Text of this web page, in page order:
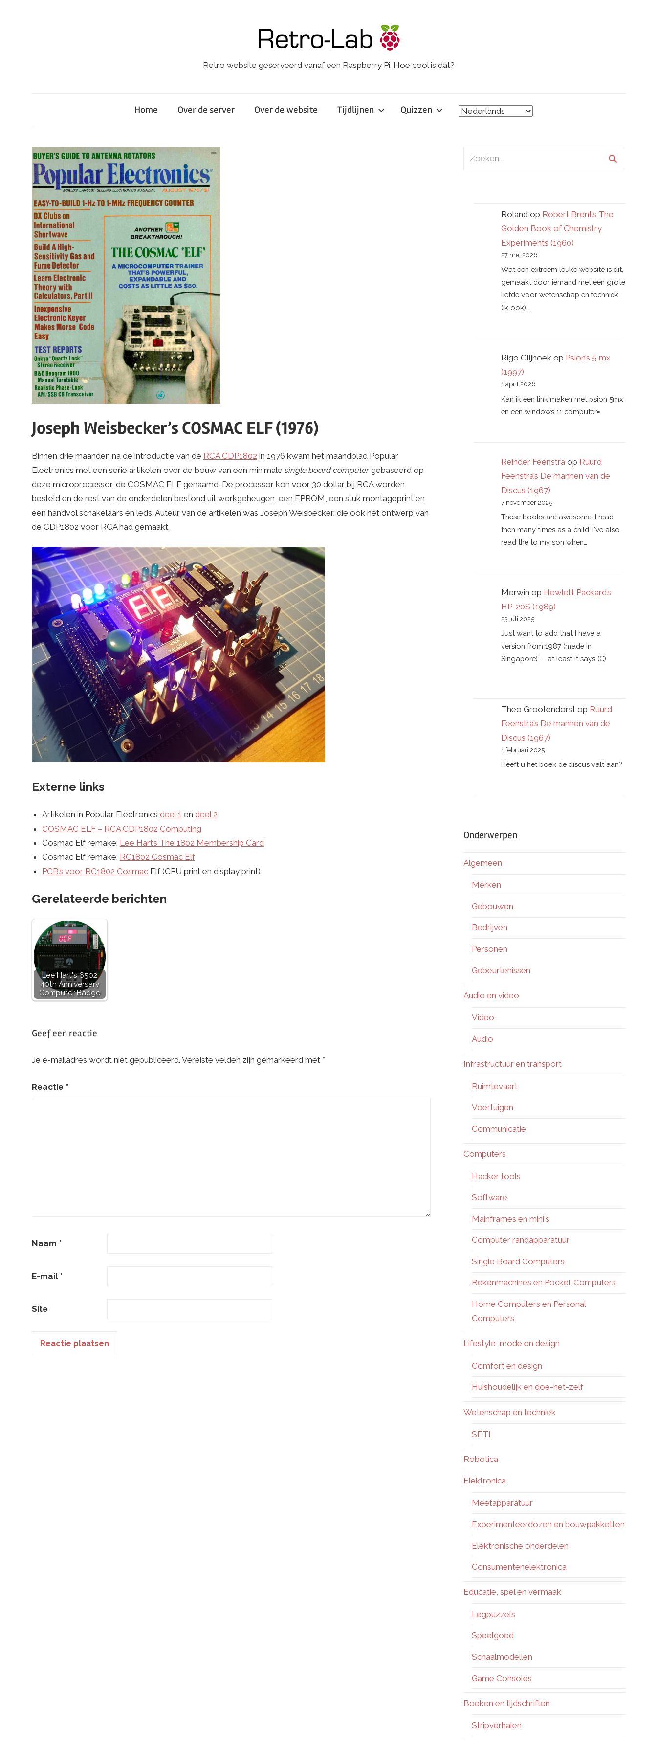
Retro website geserveerd vanaf een Raspberry Pi. Hoe cool is dat?
Home Over de server Over de website Tijdlijnen Quizzen
Joseph Weisbecker’s COSMAC ELF (1976)
Binnen drie maanden na de introductie van de RCA CDP1802 in 1976 kwam het maandblad Popular
Electronics met een serie artikelen over de bouw van een minimalesingle board computergebaseerd op
deze microprocessor, de COSMAC ELF genaamd. De processor kon voor 30 dollar bij RCA worden
besteld en de rest van de onderdelen bestond uit werkgeheugen, een EPROM, een stuk montageprint en
een handvol schakelaars en leds. Auteur van de artikelen was Joseph Weisbecker, die ook het ontwerp van
de CDP1802 voor RCA had gemaakt.
Externe links
Artikelen in Popular Electronics deel 1 en deel 2
COSMAC ELF – RCA CDP1802 Computing
Cosmac Elf remake: Lee Hart’s The 1802 Membership Card
Cosmac Elf remake: RC1802 Cosmac Elf
PCB’s voor RC1802 CosmacElf (CPU print en display print)
Gerelateerde berichten
Lee Hart's 6502
40th Anniversary
Computer Badge
Geef een reactie
Je e-mailadres wordt niet gepubliceerd. Vereiste velden zijn gemarkeerd met *
Reactie *
Naam *
E-mail *
Site
Zoeken
Roland op Robert Brent’s The
Golden Book of Chemistry
Experiments (1960)
27 mei 2026
Wat een extreem leuke website is dit,
gemaakt door iemand met een grote
liefde voor wetenschap en techniek
(ik ook).…
Rigo Olijhoekop Psion’s 5 mx
(1997)
1 april 2026
Kan ik een link maken met psion 5mx
en een windows 11 computer=
Reinder Feenstra op Ruurd
Feenstra’s De mannen van de
Discus (1967)
7 november 2025
These books are awesome, I read
then many times as a child, I've also
read the to my son when…
Merwin op Hewlett Packard’s
HP-20S (1989)
23 juli 2025
Just want to add that I have a
version from 1987 (made in
Singapore) -- at least it says (C)…
Theo Grootendorstop Ruurd
Feenstra’s De mannen van de
Discus (1967)
1 februari 2025
Heeft u het boek de discus valt aan?
Onderwerpen
Algemeen
Merken
Gebouwen
Bedrijven
Personen
Gebeurtenissen
Audio en video
Video
Audio
Infrastructuur en transport
Ruimtevaart
Voertuigen
Communicatie
Computers
Hacker tools
Software
Mainframes en mini's
Computer randapparatuur
Single Board Computers
Rekenmachines en Pocket Computers
Home Computers en Personal
Computers
Lifestyle, mode en design
Comfort en design
Huishoudelijk en doe-het-zelf
Wetenschap en techniek
SETI
Robotica
Elektronica
Meetapparatuur
Experimenteerdozen en bouwpakketten
Elektronische onderdelen
Consumentenelektronica
Educatie, spel en vermaak
Legpuzzels
Speelgoed
Schaalmodellen
Game Consoles
Boeken en tijdschriften
Stripverhalen